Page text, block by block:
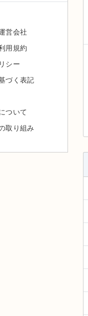
営会社
用規約
シー
づく表記
ついて
取り組み